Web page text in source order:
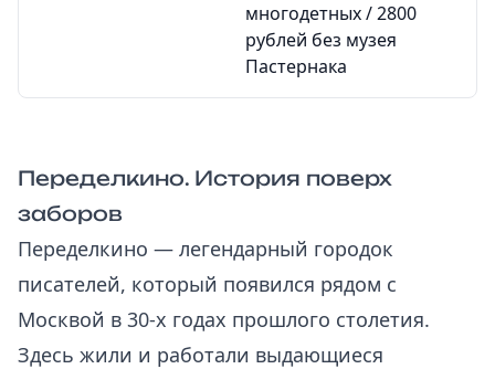
многодетных / 2800
рублей без музея
Пастернака
Переделкино. История поверх
заборов
Переделкино — легендарный городок
писателей, который появился рядом с
Москвой в 30-х годах прошлого столетия.
Здесь жили и работали выдающиеся